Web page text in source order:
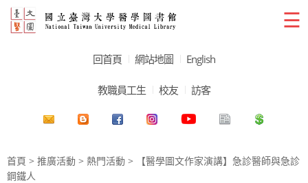
☰
回首頁 網站地圖 English
教職員工生 校友 訪客
首頁 > 推廣活動 > 熱門活動 > 【醫學圖文作家演講】急診醫師與急診
鋼鐵人